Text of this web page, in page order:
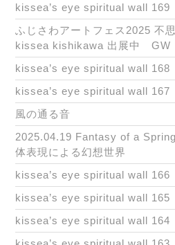
kissea’s eye spiritual wall 169
ふじさわアートフェス2025 不
kissea kishikawa 出展中 GW
kissea’s eye spiritual wall 168
kissea’s eye spiritual wall 167
風の通る音
2025.04.19 Fantasy of a
体表現による幻想世界
kissea’s eye spiritual wall 166
kissea’s eye spiritual wall 165
kissea’s eye spiritual wall 164